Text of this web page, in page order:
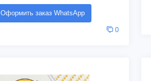
Оформить заказ WhatsApp
0